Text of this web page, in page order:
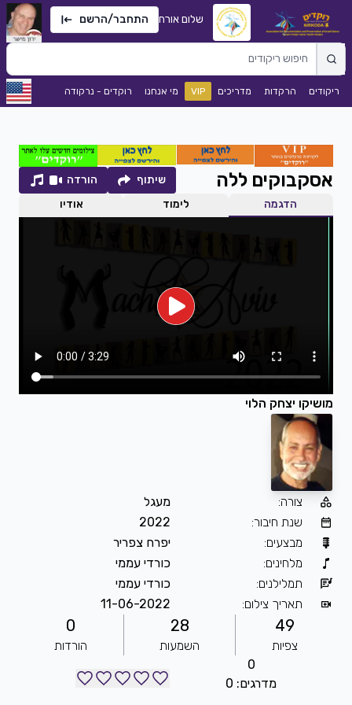
שלום אורח התחבר/הרשם
ריקודים הרקדות מדריכים VIP מי אנחנו רוקדים - נרקודה
אסקבוקים ללה שיתוף
הורדה
הדגמה
לימוד אודיו
מושיקו יצחק הלוי
צורה:
מעגל
שנת חיבור:
2022
מבצעים:
יפרח צפריר
מלחינים:
כורדי עממי
תמלילנים:
כורדי עממי
תאריך צילום:
11-06-2022
49
צפיות
28
השמעות
0
הורדות
0
מדרגים: 0